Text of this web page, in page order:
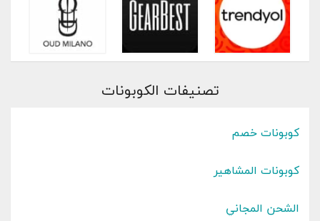
تصنيفات الكوبونات
كوبونات خصم
كوبونات المشاهير
الشحن المجاني